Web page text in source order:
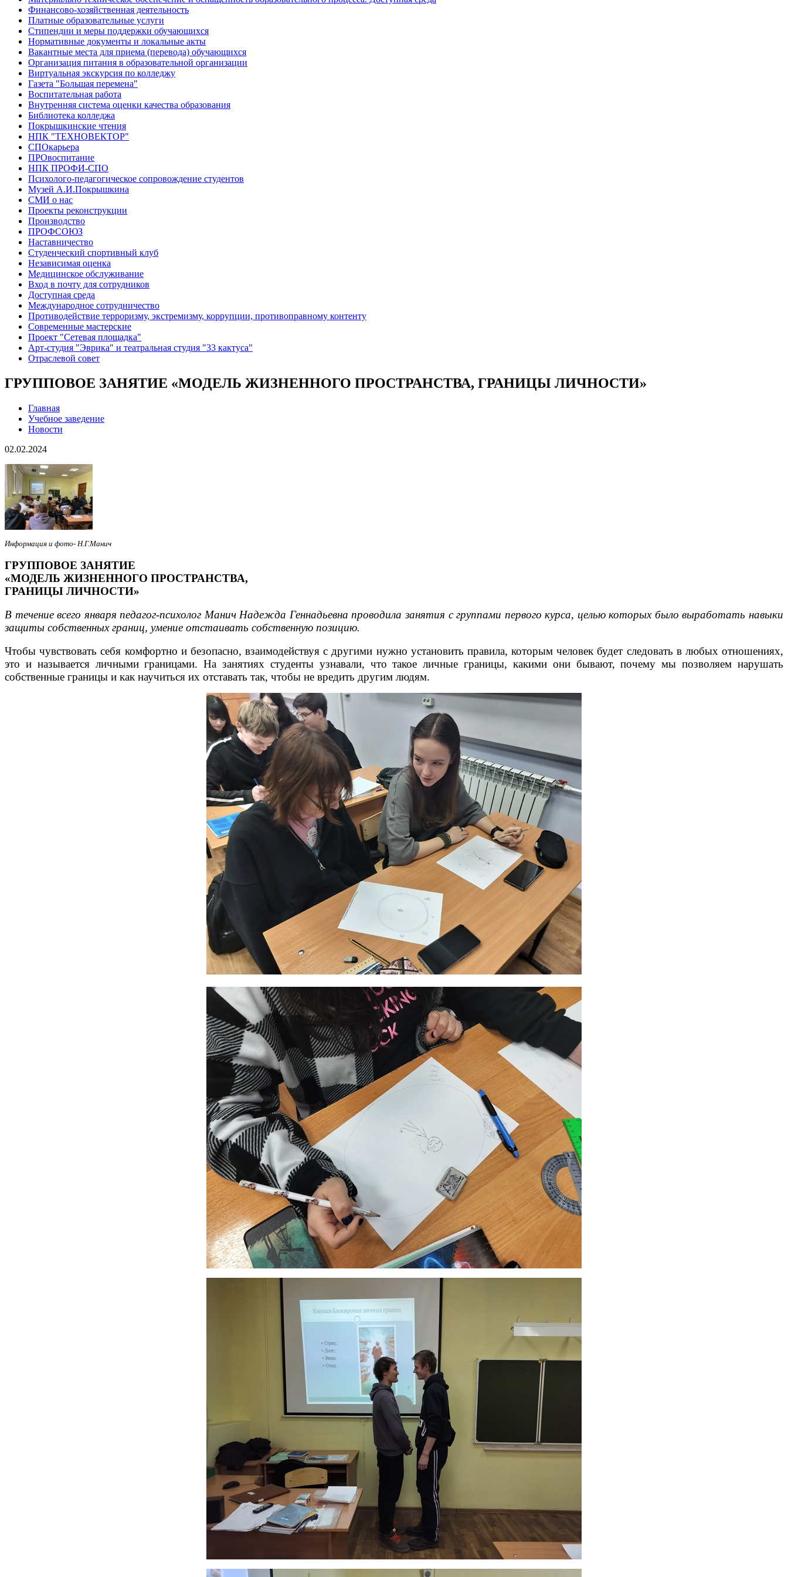
Финансово-хозяйственная деятельность
Платные образовательные услуги
Стипендии и меры поддержки обучающихся
Нормативные документы и локальные акты
Вакантные места для приема (перевода) обучающихся
Организация питания в образовательной организации
Виртуальная экскурсия по колледжу
Газета "Большая перемена"
Воспитательная работа
Внутренняя система оценки качества образования
Библиотека колледжа
Покрышкинские чтения
НПК "ТЕХНОВЕКТОР"
СПОкарьера
ПРОвоспитание
НПК ПРОФИ-СПО
Психолого-педагогическое сопровождение студентов
Музей А.И.Покрышкина
СМИ о нас
Проекты реконструкции
Производство
ПРОФСОЮЗ
Наставничество
Студенческий спортивный клуб
Независимая оценка
Медицинское обслуживание
Вход в почту для сотрудников
Доступная среда
Международное сотрудничество
Противодействие терроризму, экстремизму, коррупции, противоправному контенту
Современные мастерские
Проект "Сетевая площадка"
Арт-студия "Эврика" и театральная студия "33 кактуса"
Отраслевой совет
ГРУППОВОЕ ЗАНЯТИЕ «МОДЕЛЬ ЖИЗНЕННОГО ПРОСТРАНСТВА, ГРАНИЦЫ ЛИЧНОСТИ»
Главная
Учебное заведение
Новости
02.02.2024
Информация и фото- Н.Г.Манич
ГРУППОВОЕ ЗАНЯТИЕ
«МОДЕЛЬ ЖИЗНЕННОГО ПРОСТРАНСТВА,
ГРАНИЦЫ ЛИЧНОСТИ»
В течение всего января педагог-психолог Манич Надежда Геннадьевна проводила занятия с группами первого курса, целью которых было выработать навыки
защиты собственных границ, умение отстаивать собственную позицию.
Чтобы чувствовать себя комфортно и безопасно, взаимодействуя с другими нужно установить правила, которым человек будет следовать в любых отношениях,
это и называется личными границами. На занятиях студенты узнавали, что такое личные границы, какими они бывают, почему мы позволяем нарушать
собственные границы и как научиться их отставать так, чтобы не вредить другим людям.